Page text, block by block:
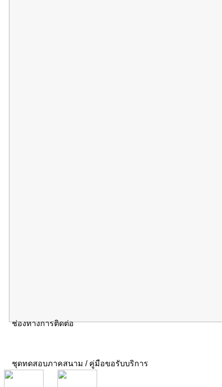
ช่องทางการติดต่อ
ชุดทดสอบภาคสนาม / คู่มือขอรับบริการ